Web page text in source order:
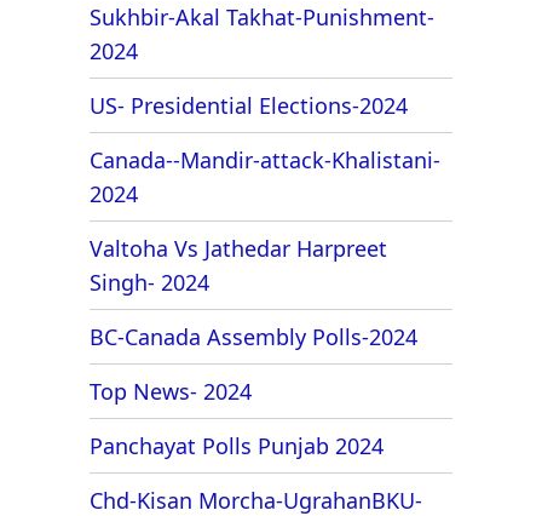
Sukhbir-Akal Takhat-Punishment-
2024
US- Presidential Elections-2024
Canada--Mandir-attack-Khalistani-
2024
Valtoha Vs Jathedar Harpreet
Singh- 2024
BC-Canada Assembly Polls-2024
Top News- 2024
Panchayat Polls Punjab 2024
Chd-Kisan Morcha-UgrahanBKU-